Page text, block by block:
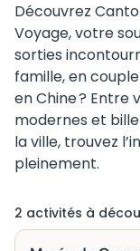
Découvrez
Voyage, votre
sorties
famille, en
en Chine ? Entre
modernes et
la ville, trouvez
pleinement.
2 activités à